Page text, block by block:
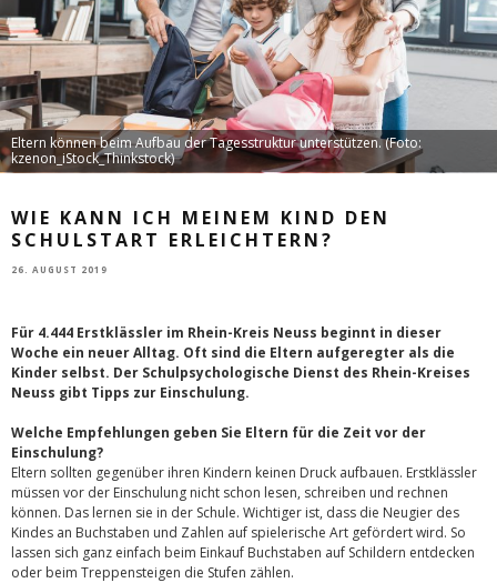
Eltern können beim Aufbau der Tagesstruktur unterstützen. (Foto:
kzenon_iStock_Thinkstock)
WIE KANN ICH MEINEM KIND DEN
SCHULSTART ERLEICHTERN?
26. AUGUST 2019
Für 4.444 Erstklässler im Rhein-Kreis Neuss beginnt in dieser
Woche ein neuer Alltag. Oft sind die Eltern aufgeregter als die
Kinder selbst. Der Schulpsychologische Dienst des Rhein-Kreises
Neuss gibt Tipps zur Einschulung.
Welche Empfehlungen geben Sie Eltern für die Zeit vor der
Einschulung?
Eltern sollten gegenüber ihren Kindern keinen Druck aufbauen. Erstklässler
müssen vor der Einschulung nicht schon lesen, schreiben und rechnen
können. Das lernen sie in der Schule. Wichtiger ist, dass die Neugier des
Kindes an Buchstaben und Zahlen auf spielerische Art gefördert wird. So
lassen sich ganz einfach beim Einkauf Buchstaben auf Schildern entdecken
oder beim Treppensteigen die Stufen zählen.